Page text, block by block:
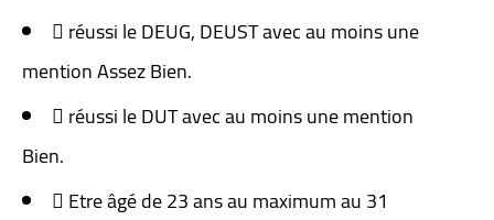
 réussi le DEUG, DEUST avec au moins une
mention Assez Bien.
 réussi le DUT avec au moins une mention
Bien.
 Etre âgé de 23 ans au maximum au 31